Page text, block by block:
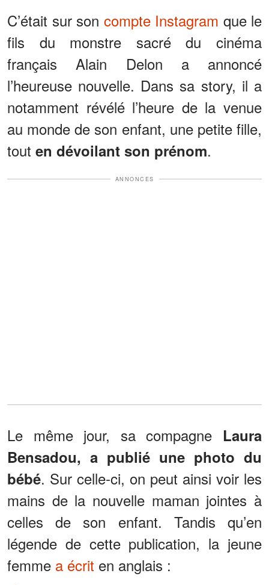
C’était sur son compte Instagram que le
fils du monstre sacré du cinéma
français Alain Delon a annoncé
l’heureuse nouvelle. Dans sa story, il a
notamment révélé l’heure de la venue
au monde de son enfant, une petite fille,
tout en dévoilant son prénom.
ANNONCES
Le même jour, sa compagne Laura
Bensadou, a publié une photo du
bébé. Sur celle-ci, on peut ainsi voir les
mains de la nouvelle maman jointes à
celles de son enfant. Tandis qu’en
légende de cette publication, la jeune
femme a écrit en anglais :